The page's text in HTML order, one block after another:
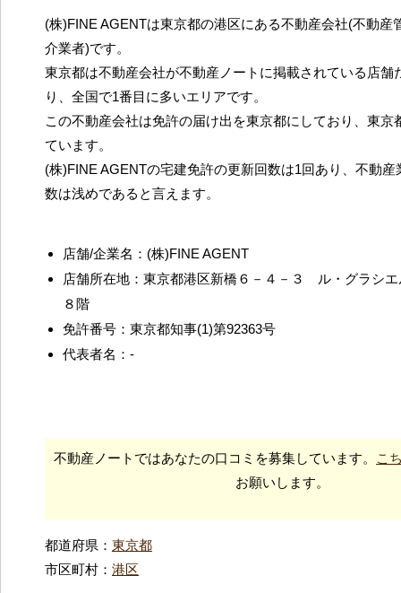
(株)FINE AGENTは東京都の港区にある不動産会社(不動産
介業者)です。
東京都は不動産会社が不動産ノートに掲載されている店舗
り、全国で1番目に多いエリアです。
この不動産会社は免許の届け出を東京都にしており、東京
ています。
(株)FINE AGENTの宅建免許の更新回数は1回あり、不動
数は浅めであると言えます。
店舗/企業名：(株)FINE AGENT
店舗所在地：東京都港区新橋６－４－３ ル・グラシ
８階
免許番号：東京都知事(1)第92363号
代表者名：-
不動産ノートではあなたの口コミを募集しています。
こ
お願いします。
都道府県： 東京都
市区町村： 港区